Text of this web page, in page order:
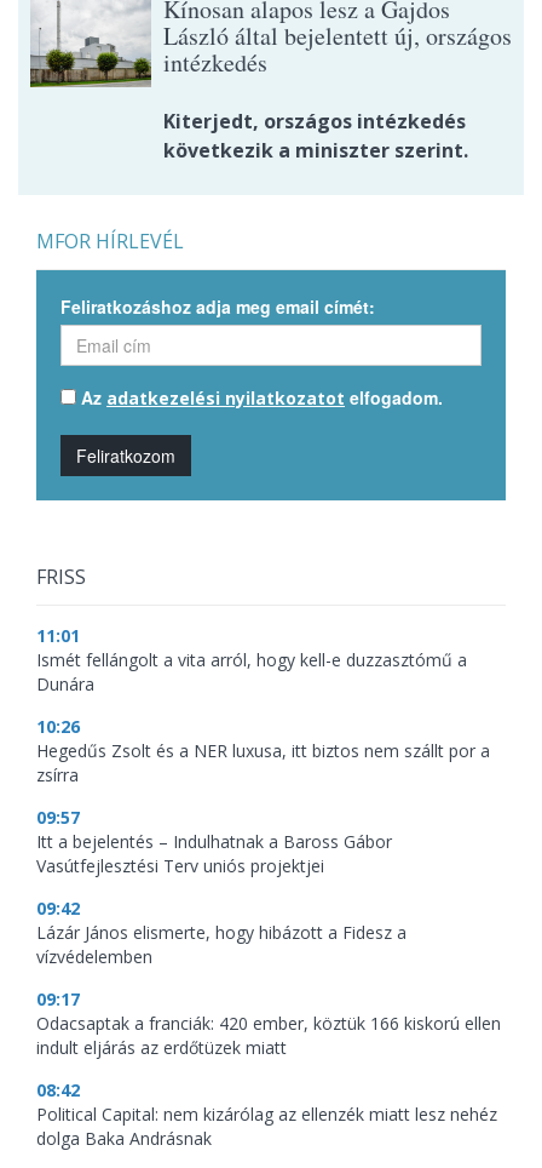
Kínosan alapos lesz a Gajdos
László által bejelentett új, országos
intézkedés
Kiterjedt, országos intézkedés
következik a miniszter szerint.
MFOR HÍRLEVÉL
Feliratkozáshoz adja meg email címét:
Az adatkezelési nyilatkozatot elfogadom.
Feliratkozom
FRISS
11:01
Ismét fellángolt a vita arról, hogy kell-e duzzasztómű a
Dunára
10:26
Hegedűs Zsolt és a NER luxusa, itt biztos nem szállt por a
zsírra
09:57
Itt a bejelentés – Indulhatnak a Baross Gábor
Vasútfejlesztési Terv uniós projektjei
09:42
Lázár János elismerte, hogy hibázott a Fidesz a
vízvédelemben
09:17
Odacsaptak a franciák: 420 ember, köztük 166 kiskorú ellen
indult eljárás az erdőtüzek miatt
08:42
Political Capital: nem kizárólag az ellenzék miatt lesz nehéz
dolga Baka Andrásnak